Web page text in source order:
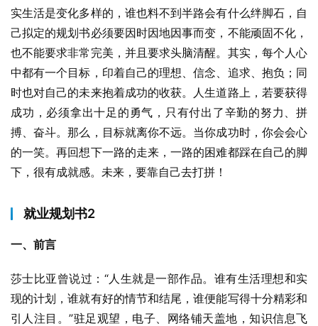
实生活是变化多样的，谁也料不到半路会有什么绊脚石，自
己拟定的规划书必须要因时因地因事而变，不能顽固不化，
也不能要求非常完美，并且要求头脑清醒。其实，每个人心
中都有一个目标，印着自己的理想、信念、追求、抱负；同
时也对自己的未来抱着成功的收获。人生道路上，若要获得
成功，必须拿出十足的勇气，只有付出了辛勤的努力、拼
搏、奋斗。那么，目标就离你不远。当你成功时，你会会心
的一笑。再回想下一路的走来，一路的困难都踩在自己的脚
下，很有成就感。未来，要靠自己去打拼！
就业规划书2
一、前言
莎士比亚曾说过：“人生就是一部作品。谁有生活理想和实
现的计划，谁就有好的情节和结尾，谁便能写得十分精彩和
引人注目。”驻足观望，电子、网络铺天盖地，知识信息飞